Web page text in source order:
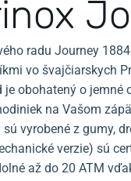
radu Journey
vo švajčiarskych
je obohatený o
na Vašom
vyrobené z gumy,
verzie) sú
až do 20 ATM